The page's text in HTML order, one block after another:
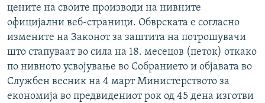
цените на своите производи на нивните
официјални веб-страници. Обврската е согласно
измените на Законот за заштита на потрошувачи
што стапуваат во сила на 18. месецов (петок) откако
по нивното усвојување во Собранието и објавата во
Службен весник на 4 март Министерството за
економија во предвидениот рок од 45 дена изготви